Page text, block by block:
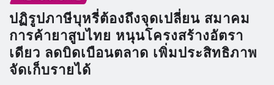
ปฏิรูปภาษีบุหรี่ต้องถึงจุดเปลี่ยน สมาคม
การค้ายาสูบไทย หนุนโครงสร้างอัตรา
เดียว ลดบิดเบือนตลาด เพิ่มประสิทธิภาพ
จัดเก็บรายได้